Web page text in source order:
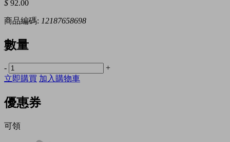
$ 92.00
商品編碼: 12187658698
數量
-
+
立即購買 加入購物車
優惠券
可領